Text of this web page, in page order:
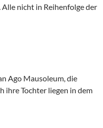
nicht in Reihenfolge der
Ago Mausoleum, die
ihre Tochter liegen in dem